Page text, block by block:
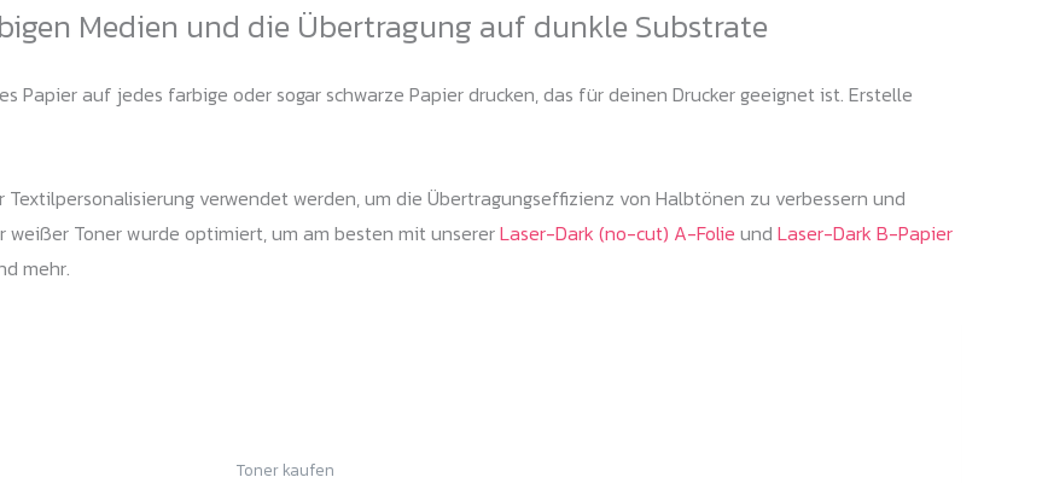
Medien und die Übertragung auf dunkle Substrate
Papier auf jedes farbige oder sogar schwarze Papier drucken, das für deinen Drucker geeignet ist. Erstelle
verwendet werden, um die Übertragungseffizienz von Halbtönen zu verbessern und
Toner wurde optimiert, um am besten mit unsererLaser-Dark (no-cut) A-Folie und Laser-Dark B-Papier
mehr.
Toner kaufen